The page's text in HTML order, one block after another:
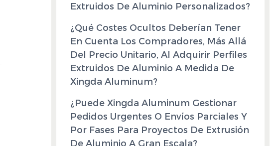
Extruidos De Aluminio Personalizados?
¿Qué Costes Ocultos Deberían Tener
En Cuenta Los Compradores, Más Allá
Del Precio Unitario, Al Adquirir Perfiles
Extruidos De Aluminio A Medida De
Xingda Aluminum?
¿Puede Xingda Aluminum Gestionar
Pedidos Urgentes O Envíos Parciales Y
Por Fases Para Proyectos De Extrusión
De Aluminio A Gran Escala?